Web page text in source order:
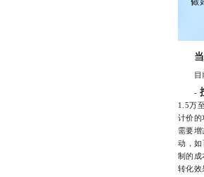
目前
-
1.5万
计价的
需要
动，如
制的
转化效